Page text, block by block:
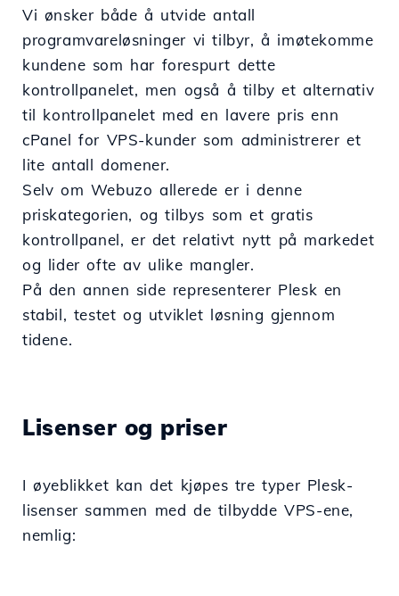
Vi ønsker både å utvide antall
programvareløsninger vi tilbyr, å imøtekomme
kundene som har forespurt dette
kontrollpanelet, men også å tilby et alternativ
til kontrollpanelet med en lavere pris enn
cPanel for VPS-kunder som administrerer et
lite antall domener.
Selv om Webuzo allerede er i denne
priskategorien, og tilbys som et gratis
kontrollpanel, er det relativt nytt på markedet
og lider ofte av ulike mangler.
På den annen side representerer Plesk en
stabil, testet og utviklet løsning gjennom
tidene.
Lisenser og priser
I øyeblikket kan det kjøpes tre typer Plesk-
lisenser sammen med de tilbydde VPS-ene,
nemlig: